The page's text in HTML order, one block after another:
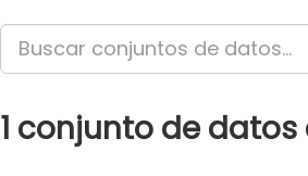
1 conjunto de